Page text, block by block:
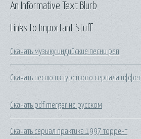
Links to Important Stuff
Скачать музыку индийские песни реп
Скачать песню из турецкого сериала иффет
Скачать pdf merger на русском
Скачать сериал практика 1997 торрент
An Informative Text Blurb